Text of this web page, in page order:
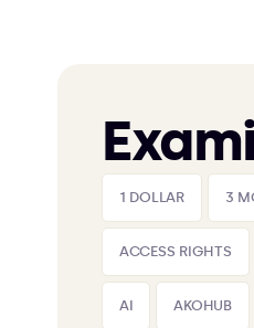
1 DOLLAR 3
ACCESS RIGHTS
AI AKOHUB